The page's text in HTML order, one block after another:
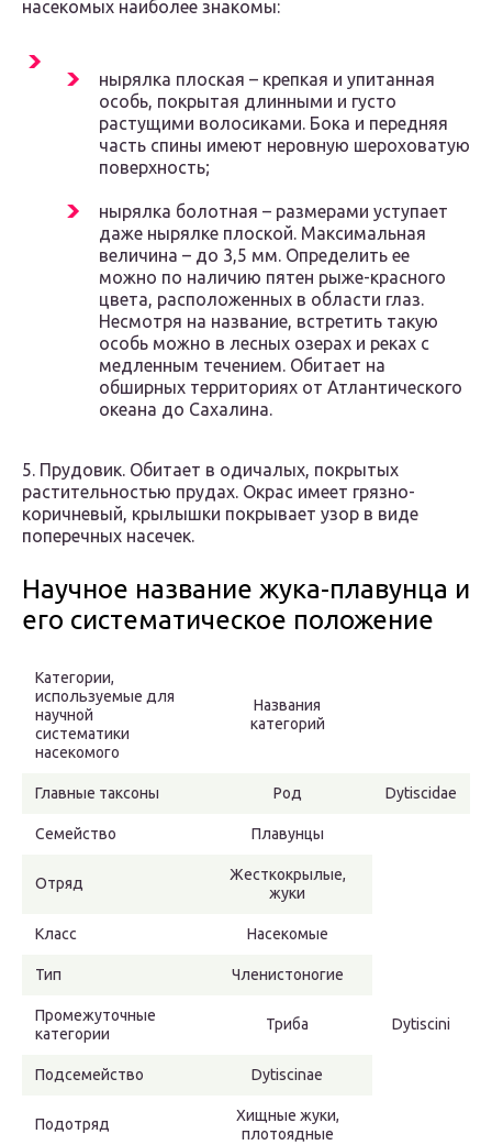
насекомых наиболее знакомы:
нырялка плоская – крепкая и упитанная
особь, покрытая длинными и густо
растущими волосиками. Бока и передняя
часть спины имеют неровную шероховатую
поверхность;
нырялка болотная – размерами уступает
даже нырялке плоской. Максимальная
величина – до 3,5 мм. Определить ее
можно по наличию пятен рыже-красного
цвета, расположенных в области глаз.
Несмотря на название, встретить такую
особь можно в лесных озерах и реках с
медленным течением. Обитает на
обширных территориях от Атлантического
океана до Сахалина.
5. Прудовик. Обитает в одичалых, покрытых
растительностью прудах. Окрас имеет грязно-
коричневый, крылышки покрывает узор в виде
поперечных насечек.
Научное название жука-плавунца и
его систематическое положение
Категории,
используемые для
научной
систематики
насекомого
Названия
категорий
Главные таксоны Род Dytiscidae
Семейство Плавунцы
Отряд
Жесткокрылые,
жуки
Класс Насекомые
Тип Членистоногие
Промежуточные
категории
Триба Dytiscini
Подсемейство Dytiscinae
Подотряд
Хищные жуки,
плотоядные